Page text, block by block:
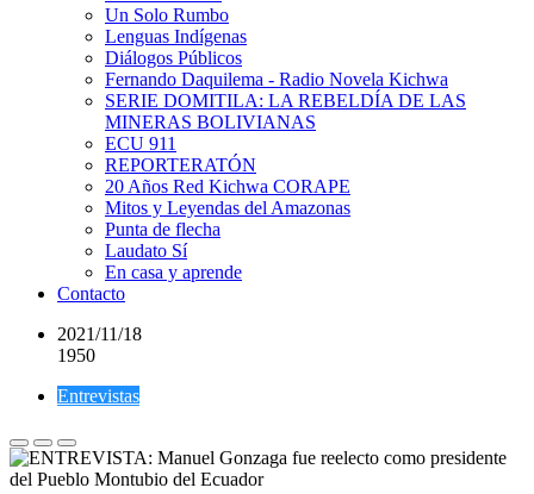
Un Solo Rumbo
Lenguas Indígenas
Diálogos Públicos
Fernando Daquilema - Radio Novela Kichwa
SERIE DOMITILA: LA REBELDÍA DE LAS
MINERAS BOLIVIANAS
ECU 911
REPORTERATÓN
20 Años Red Kichwa CORAPE
Mitos y Leyendas del Amazonas
Punta de flecha
Laudato Sí
En casa y aprende
Contacto
2021/11/18
1950
Entrevistas